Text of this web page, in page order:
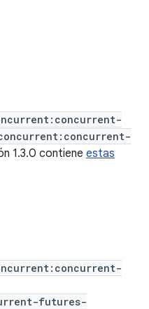
1.3.0 contiene estas
futures-